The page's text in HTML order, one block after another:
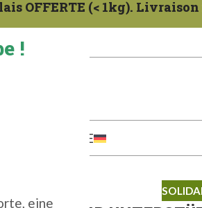
!
eine
OFFERTE (< 1kg).
ZERTIFIKATE